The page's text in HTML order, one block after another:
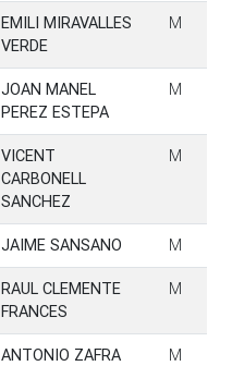
EMILI MIRAVALLES
VERDE
M
JOAN MANEL
PEREZ ESTEPA
M
VICENT
CARBONELL
SANCHEZ
M
JAIME SANSANO M
RAUL CLEMENTE
FRANCES
M
ANTONIO ZAFRA
M